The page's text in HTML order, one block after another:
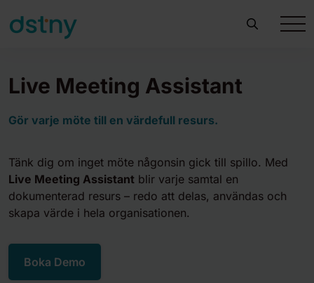
Live Meeting Assistant
Gör varje möte till en värdefull resurs.
Tänk dig om inget möte någonsin gick till spillo. Med
Live Meeting Assistant blir varje samtal en
dokumenterad resurs – redo att delas, användas och
skapa värde i hela organisationen.
Boka Demo